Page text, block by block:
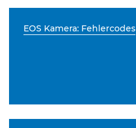
EOS Kamera: Fehlercodes